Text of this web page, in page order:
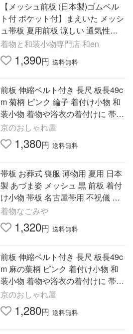
【メッシュ前板 (日本製)ゴムベル
ト付 ポケット付】まえいた メッシ
ュ帯板 夏用前板 涼しい 通気性が
良い 夏着物 浴衣 ゆかた 着物小物
着付小物 和装小物爆買
着物と和装小物専門店 和en
1,390円 送料無料
前板 伸縮ベルト付き 長尺 板長49c
m 菊柄 ピンク 綸子 着付け小物 和
装小物 着物や浴衣の着付けに 帯板
調整可能 フォーマル 振袖 留袖
京のおしゃれ屋
1,380円 送料無料
帯板 お葬式 喪服 薄物用 夏用 日本
製 あづま姿 メッシュ 黒 前板 着付
け小物 帯板 名古屋帯用 不祝儀 弔
事 ブラックフォーマル 女性
着物なごみや
1,320円 送料無料
前板 伸縮ベルト付き 長尺 板長49c
m 麻の葉柄 ピンク 着付け小物 和
装小物 着物や浴衣の着付けに 帯板
調整可能 フォーマル 振袖 留袖
京のおしゃれ屋
1,280円 送料無料